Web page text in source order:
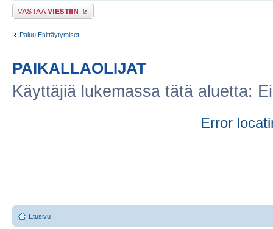
Lähetä vastaus
Paluu Esittäytymiset
PAIKALLAOLIJAT
Käyttäjiä lukemassa tätä aluetta:
Error
Etusivu